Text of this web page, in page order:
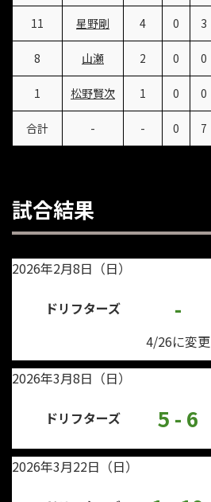
11 星野剛 4 0 3
8 山瀬 2 0 0
1 松野賢次 1 0 0
合計 - - 0 7
試合結果
2026年2月8日（日）
ドリフターズ -
4/26に変更
2026年3月8日（日）
ドリフターズ 5 - 6
2026年3月22日（日）